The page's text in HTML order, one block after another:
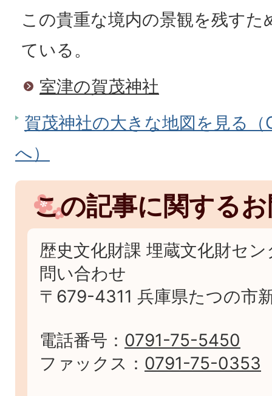
この貴重な境内の景観を残すた
ている。
室津の賀茂神社
賀茂神社の大きな地図を見る
へ）
この記事に関する
歴史文化財課 埋蔵文化財セ
問い合わせ
〒679-4311 兵庫県たつの市
電話番号： 0791-75-5450
ファックス： 0791-75-0353